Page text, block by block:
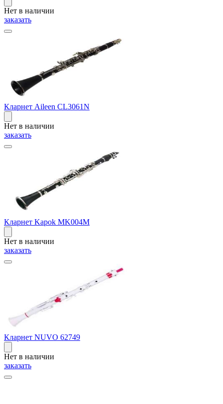
Нет в наличии
заказать
Кларнет Aileen CL3061N
Нет в наличии
заказать
Кларнет Kapok MK004M
Нет в наличии
заказать
Кларнет NUVO 62749
Нет в наличии
заказать